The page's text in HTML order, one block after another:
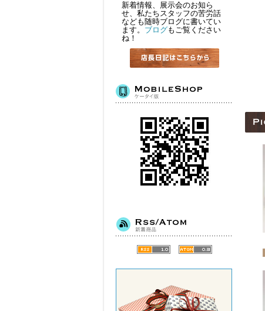
新着情報、展示会のお知ら
せ、私たちスタッフの苦労話
なども随時ブログに書いてい
ます。 ブログもご覧ください
ね！